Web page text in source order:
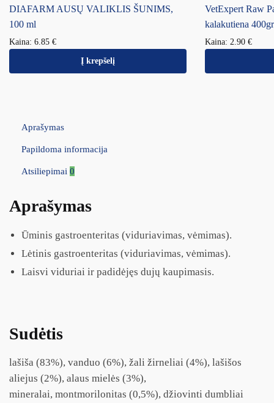
DIAFARM AUSŲ VALIKLIS ŠUNIMS,
100 ml
Kaina: 6.85 €
Į krepšelį
VetExpert Raw
kalakutiena
Kaina: 2.90 €
Aprašymas
Papildoma informacija
Atsiliepimai 0
Aprašymas
Ūminis gastroenteritas (viduriavimas, vėmimas).
Lėtinis gastroenteritas (viduriavimas, vėmimas).
Laisvi viduriai ir padidėjęs dujų kaupimasis.
Sudėtis
lašiša (83%), vanduo (6%), žali žirneliai (4%), lašišos
aliejus (2%), alaus mielės (3%),
mineralai, montmorilonitas (0,5%), džiovinti dumbliai